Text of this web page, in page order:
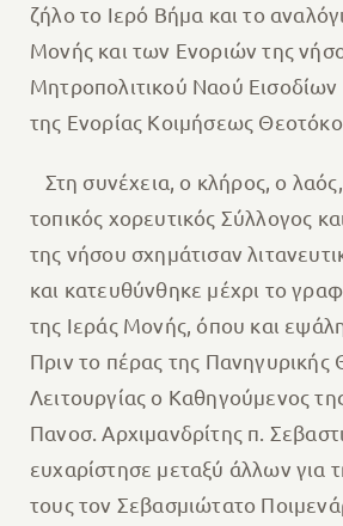
ζήλο το Ιερό Βήμα και το
Μονής και των Ενοριών της
Μητροπολιτικού Ναού Εισοδίων
της Ενορίας Κοιμήσεως
Στη συνέχεια, ο κλήρος, ο
τοπικός χορευτικός Σύλλογος
της νήσου σχημάτισαν
και κατευθύνθηκε μέχρι το
της Ιεράς Μονής, όπου και
Πριν το πέρας της Πανηγυρικής
Λειτουργίας ο Καθηγούμενος
Πανοσ. Αρχιμανδρίτης π.
ευχαρίστησε μεταξύ άλλων για
τους τον Σεβασμιώτατο